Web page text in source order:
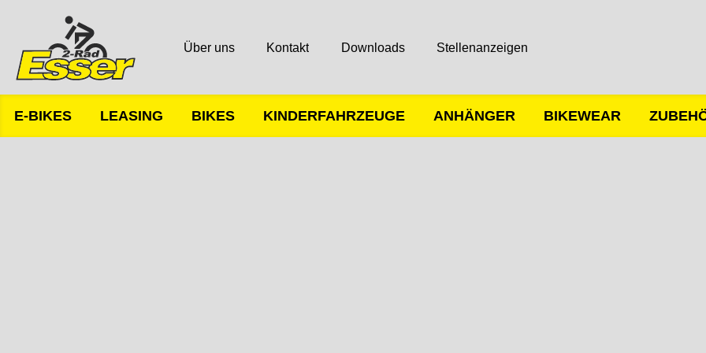
Über uns Kontakt Downloads Stellenanzeigen
E-BIKES LEASING BIKES KINDERFAHRZEUGE ANHÄNGER BIKEWEAR